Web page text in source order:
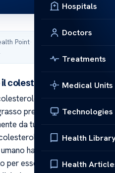
Hospitals
Doctors
Treatments
Medical Units
Technologies
Health
Health
Point·
colesterolo?
Il colesterolo è
presente nel sangue
da tutte le cellule,
ha una struttura
ha bisogno di una
per essere utilizzato nella